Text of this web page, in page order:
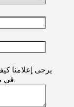
يرجى إعلامنا
في معاودة الاتصال بك، يرجى ترك رقم هاتفك.